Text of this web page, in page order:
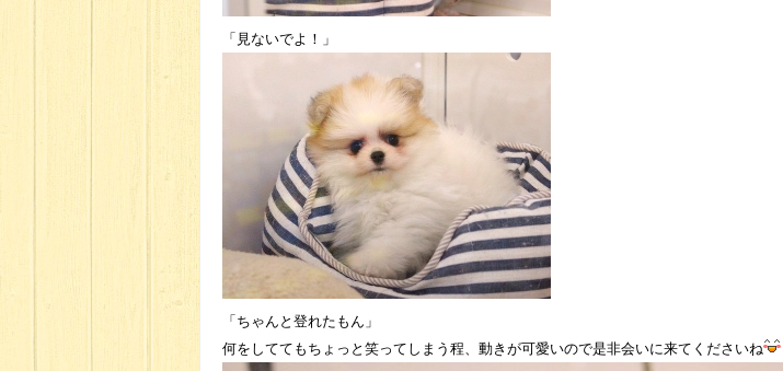
「見ないでよ！」
「ちゃんと登れたもん」
何をしててもちょっと笑ってしまう程、動きが可愛いので是非会いに来てくださいね